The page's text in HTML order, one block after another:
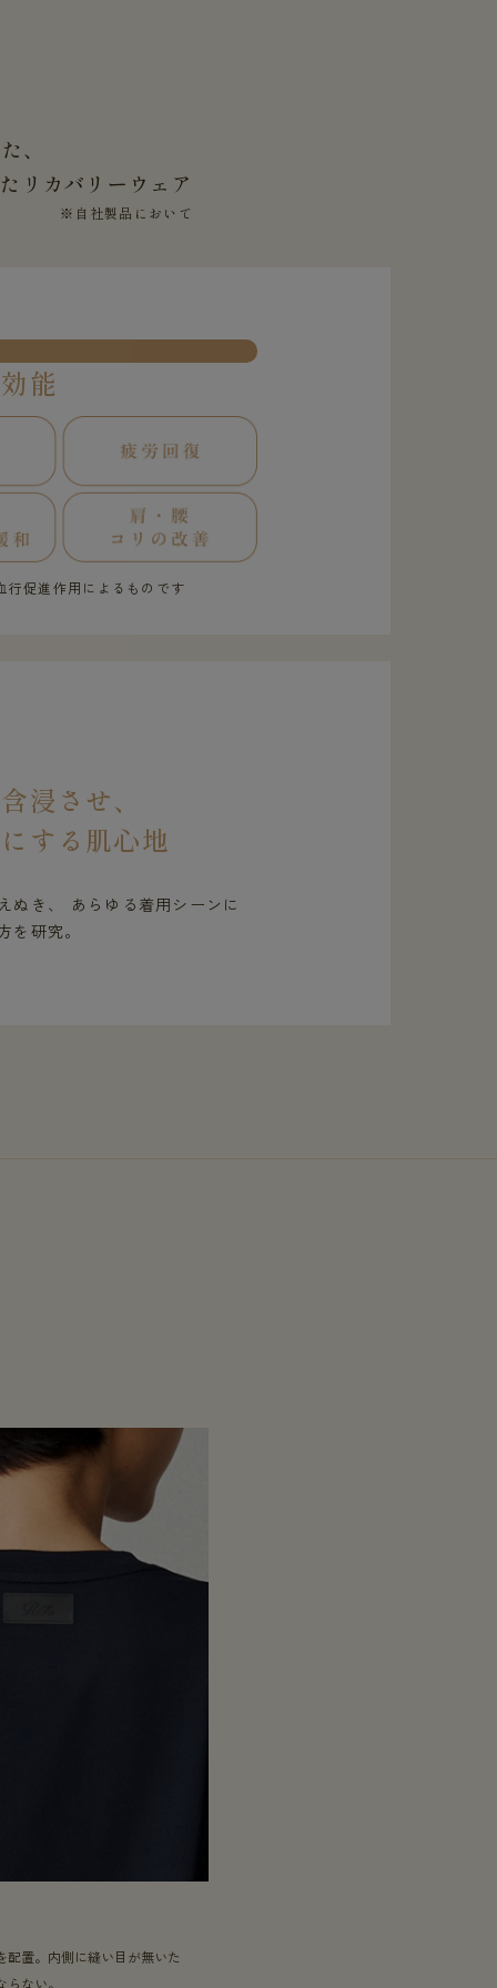
、
リカバリーウェア
※自社製品において
能
促進作用によるものです
浸させ、
する肌心地
ぬき、 あらゆる着用シーンに
を研究。
配置。内側に縫い目が無いた
ない。